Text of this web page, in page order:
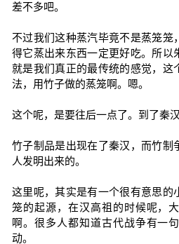
差不多吧。
不过我们这种蒸汽毕竟不是蒸笼笼
得它蒸出来东西一定更好吃。所以
就是我们真正的最传统的感觉，这
法，用竹子做的蒸笼啊。嗯。
这个呢，是要往后一点了。到了秦汉
竹子制品是出现在了秦汉，而竹制
人发明出来的。
这里呢，其实是有一个很有意思的
笼的起源，在汉高祖的时候呢，
啊。很多人都知道古代战争有一
动。